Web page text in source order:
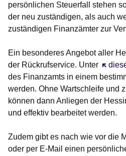
persönlichen Steuerfall stehen
der neu zuständigen, als auch
zuständigen Finanzämter zur
Ein besonderes Angebot aller
der Rückrufservice. Unter Öffnet
des Finanzamts in einem
werden. Ohne Wartschleife und
können dann Anliegen der
und effektiv bearbeitet werden.
Zudem gibt es nach wie vor die
oder per E-Mail einen